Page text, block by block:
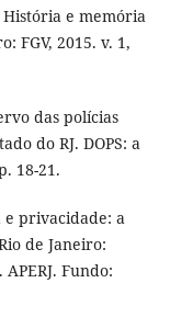
História e memória
FGV, 2015. v. 1,
das polícias
do RJ. DOPS: a
18-21.
e privacidade: a
de Janeiro:
Fundo: